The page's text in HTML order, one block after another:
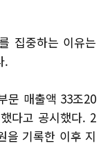
집중하는 이유는
.
문 매출액 33조20
다고 공시했다. 2
을 기록한 이후 지